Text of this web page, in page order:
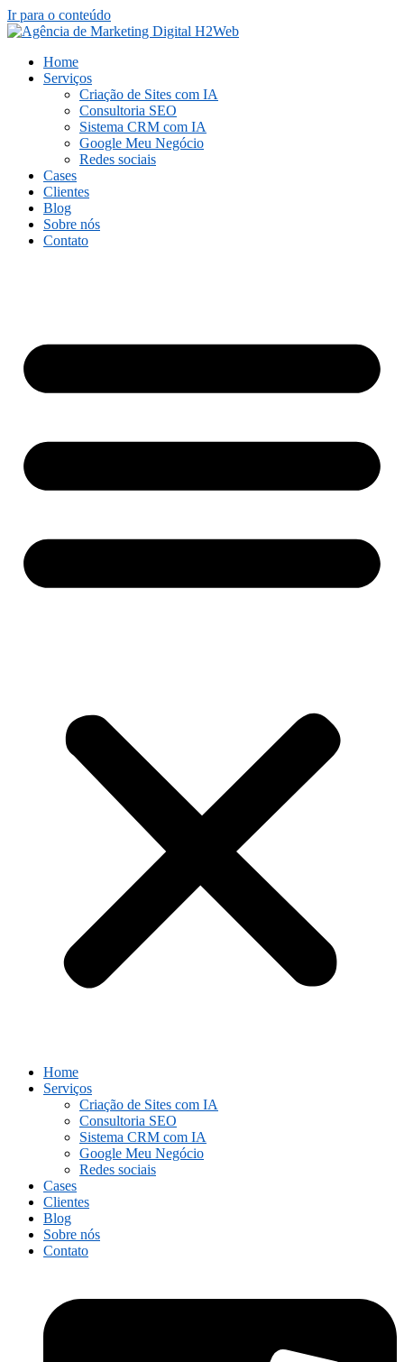
Ir para o conteúdo
Home
Serviços
Criação de Sites com IA
Consultoria SEO
Sistema CRM com IA
Google Meu Negócio
Redes sociais
Cases
Clientes
Blog
Sobre nós
Contato
Home
Serviços
Criação de Sites com IA
Consultoria SEO
Sistema CRM com IA
Google Meu Negócio
Redes sociais
Cases
Clientes
Blog
Sobre nós
Contato